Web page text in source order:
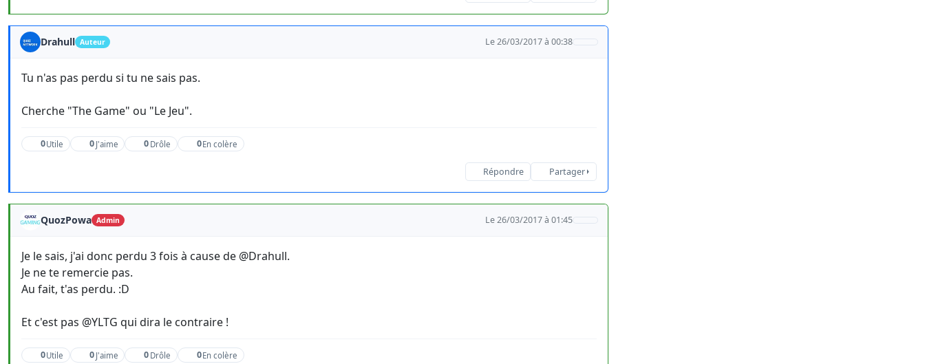
Drahull Auteur Le 26/03/2017 à 00:38
Tu n'as pas perdu si tu ne sais pas.
Cherche "The Game" ou "Le Jeu".
0Utile 0 J'aime 0 Drôle 0En colère
Répondre Partager
QuozPowa Admin Le 26/03/2017 à 01:45
Je le sais, j'ai donc perdu 3 fois à cause de @Drahull.
Je ne te remercie pas.
Au fait, t'as perdu. :D
Et c'est pas @YLTG qui dira le contraire !
0Utile 0 J'aime 0 Drôle 0En colère